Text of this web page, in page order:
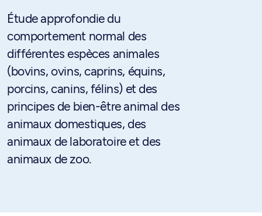
Étude approfondie du
comportement normal des
différentes espèces animales
(bovins, ovins, caprins, équins,
porcins, canins, félins) et des
principes de bien-être animal des
animaux domestiques, des
animaux de laboratoire et des
animaux de zoo.